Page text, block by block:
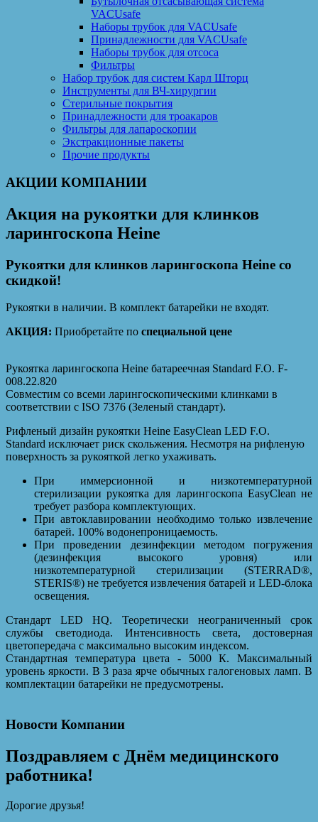
VACUsafe
Наборы трубок для VACUsafe
Принадлежности для VACUsafe
Наборы трубок для отсоса
Фильтры
Набор трубок для систем Карл Шторц
Инструменты для ВЧ-хирургии
Стерильные покрытия
Принадлежности для троакаров
Фильтры для лапароскопии
Экстракционные пакеты
Прочие продукты
АКЦИИ КОМПАНИИ
Акция на рукоятки для клинков
ларингоскопа Heine
Рукоятки для клинков ларингоскопа Heine со
скидкой!
Рукоятки в наличии. В комплект батарейки не входят.
АКЦИЯ: Приобретайте по специальной цене
Рукоятка ларингоскопа Heine батареечная Standard F.O. F-
008.22.820
Совместим со всеми ларингоскопическими клинками в
соответствии с ISO 7376 (Зеленый стандарт).
Рифленый дизайн рукоятки Heine EasyClean LED F.O.
Standard исключает риск скольжения. Несмотря на рифленую
поверхность за рукояткой легко ухаживать.
При иммерсионной и низкотемпературной
стерилизации рукоятка для ларингоскопа EasyClean не
требует разбора комплектующих.
При автоклавировании необходимо только извлечение
батарей. 100% водонепроницаемость.
При проведении дезинфекции методом погружения
(дезинфекция высокого уровня) или
низкотемпературной стерилизации (STERRAD®,
STERIS®) не требуется извлечения батарей и LED-блока
освещения.
Стандарт LED HQ. Теоретически неограниченный срок
службы светодиода. Интенсивность света, достоверная
цветопередача с максимально высоким индексом.
Стандартная температура цвета - 5000 К. Максимальный
уровень яркости. В 3 раза ярче обычных галогеновых ламп. В
комплектации батарейки не предусмотрены.
Новости Компании
Поздравляем с Днём медицинского
работника!
Дорогие друзья!